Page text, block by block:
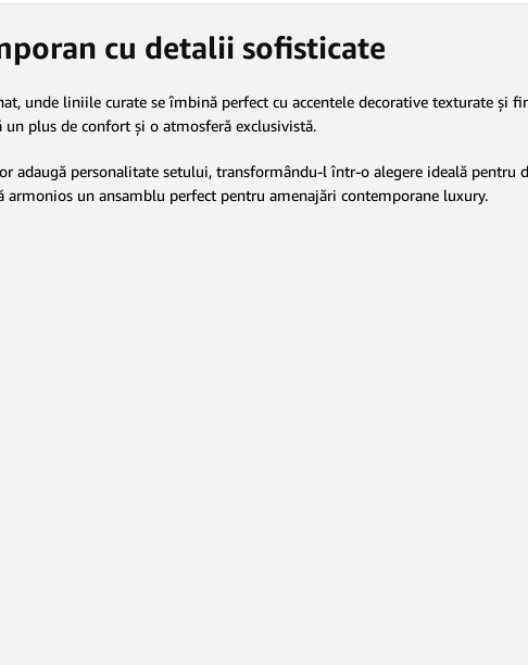
cu detalii sofisticate
unde liniile curate se îmbină perfect cu accentele decorative texturate și
plus de confort și o atmosferă exclusivistă.
adaugă personalitate setului, transformându-l într-o alegere ideală
un ansamblu perfect pentru amenajări contemporane luxury.